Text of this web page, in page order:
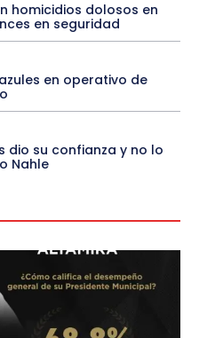
homicidios dolosos en
en seguridad
en operativo de
dio su confianza y no lo
Nahle